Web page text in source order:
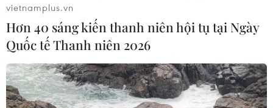
vietnamplus.vn
Hơn 40 sáng kiến thanh niên hội tụ tại Ngày
Quốc tế Thanh niên 2026